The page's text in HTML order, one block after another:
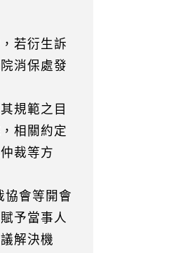
若衍生訴
消保處發
規範之目
相關約定
裁等方
協會等開會
予當事人
解決機